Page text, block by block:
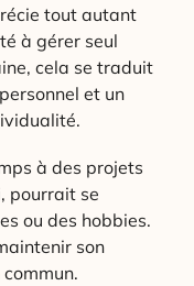
tout autant
à gérer seul
cela se traduit
et un
à des projets
pourrait se
ou des hobbies.
son